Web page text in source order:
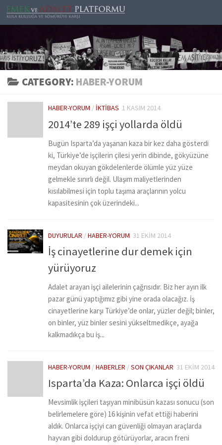
Skip to content
CATEGORY: HABER-YORUM
HABER-YORUM / İKTIBAS 1 KASIM 2014
2014’te 289 işçi yollarda öldü
Bugün Isparta’da yaşanan kaza bir kez daha gösterdi
ki, Türkiye’de işçilerin çilesi yerin dibinde, gökyüzüne
meydan okuyan gökdelenlerde ölümle yüz yüze
gelmekle sınırlı değil. Ulaşım maliyetlerinden
kısılabilmesi için toplu taşıma araçlarının yolcu
kapasitesinin çok üzerindeki...
DUYURULAR /HABER-YORUM 31 EKIM 2014
İş cinayetlerine dur demek için
yürüyoruz
Adalet arayan işçi ailelerinin çağrısıdır. Biz her ayın ilk
pazar günü yaptığımız gibi yine orada olacağız. İş
cinayetlerine karşı Türkiye’de onlar, yüzler değil; binler,
on binler, yüz binler sesini yükseltmedikçe, ayağa
kalkmadıkça bu iş...
HABER-YORUM /HABERLER /SON ÇIKANLAR 31 EKIM 2014
Isparta’da Kaza: Onlarca işçi öldü
Mevsimlik işçileri taşıyan minibüsün kazası sonucu (son
belirlemelere göre) 16 kişinin vefat ettiği haberini
aldık. Onlarca işçiyi can güvenliği olmayan araçlarda
hayvan gibi doldurup götürüyorlar, aracın freni